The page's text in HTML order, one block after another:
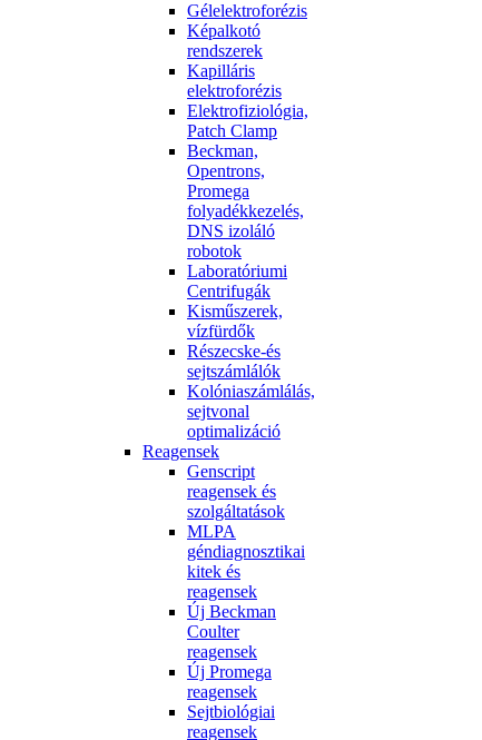
Gélelektroforézis
Képalkotó
rendszerek
Kapilláris
elektroforézis
Elektrofiziológia,
Patch Clamp
Beckman,
Opentrons,
Promega
folyadékkezelés,
DNS izoláló
robotok
Laboratóriumi
Centrifugák
Kisműszerek,
vízfürdők
Részecske-és
sejtszámlálók
Kolóniaszámlálás,
sejtvonal
optimalizáció
Reagensek
Genscript
reagensek és
szolgáltatások
MLPA
géndiagnosztikai
kitek és
reagensek
Új Beckman
Coulter
reagensek
Új Promega
reagensek
Sejtbiológiai
reagensek